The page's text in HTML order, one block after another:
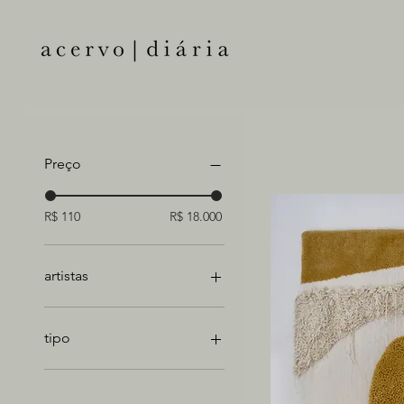
Preço
R$ 110 R$ 18.000
artistas
caio paiva
camila cherobin
dolores orange
tipo
DIÁRIA IMPRESSOS